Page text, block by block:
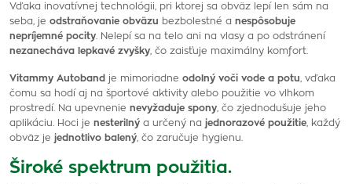
Vďaka inovatívnej technológii, pri ktorej sa obväz lepí len sám na
seba, je odstraňovanie obväzu bezbolestné a nespôsobuje
nepríjemné pocity . Nelepí sa na telo ani na vlasy a po odstránení
nezanecháva lepkavé zvyšky , čo zaisťuje maximálny komfort.
Vitammy Autoband je mimoriadne odolný voči vode a potu , vďaka
čomu sa hodí aj na športové aktivity alebo použitie vo vlhkom
prostredí. Na upevnenie nevyžaduje spony , čo zjednodušuje jeho
aplikáciu. Hoci je nesterilný a určený na jednorazové použitie , každý
obväz je jednotlivo balený , čo zaručuje hygienu.
Široké spektrum použitia.